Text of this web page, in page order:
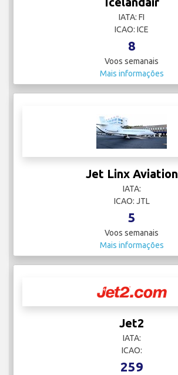
IATA: FI
ICAO: ICE
8
Voos semanais
Mais informações
Jet Linx Aviation
IATA:
ICAO: JTL
5
Voos semanais
Mais informações
Jet2
IATA:
ICAO:
259